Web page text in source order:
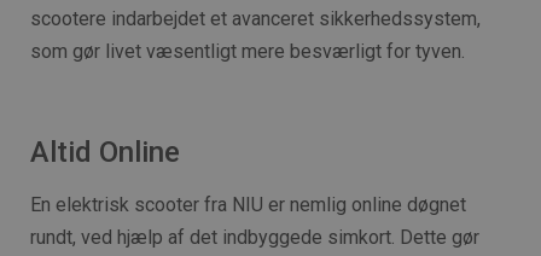
scootere indarbejdet et avanceret sikkerhedssystem,
som gør livet væsentligt mere besværligt for tyven.
Altid Online
En elektrisk scooter fra NIU er nemlig online døgnet
rundt, ved hjælp af det indbyggede simkort. Dette gør